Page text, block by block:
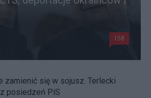
158
zamienić się w sojusz. Terlecki
posiedzeń PiS